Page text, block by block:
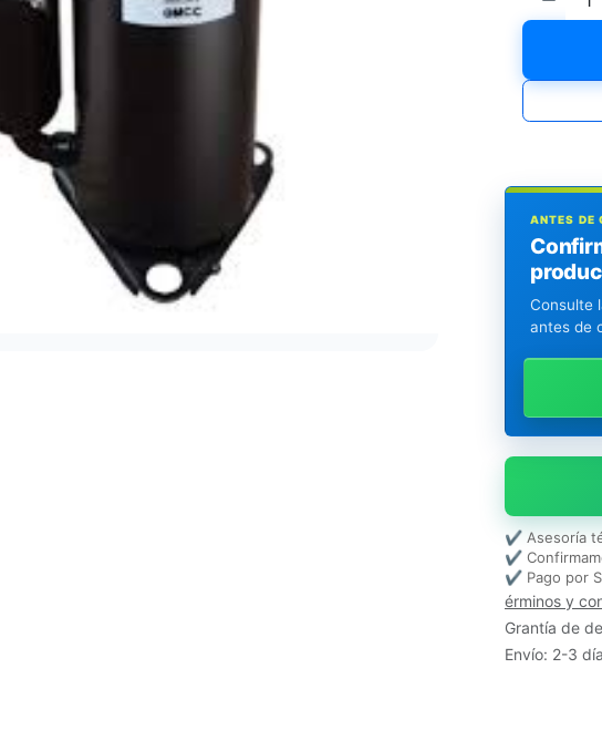
ANTES DE
Consulte
antes de
✔ Asesoría
✔
✔ Pago por
érminos y
Grantía de
Envío: 2-3